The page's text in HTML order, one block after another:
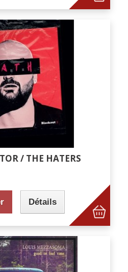
/ THE HATERS
Détails